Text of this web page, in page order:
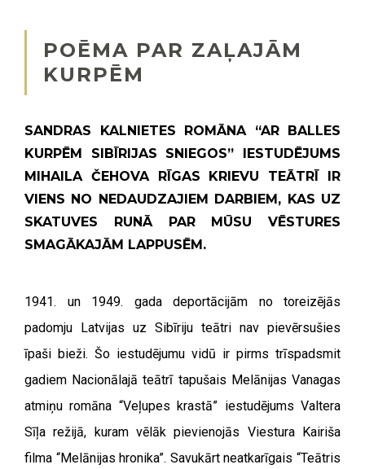
POĒMA PAR ZAĻAJĀM
KURPĒM
SANDRAS KALNIETES ROMĀNA “AR BALLES
KURPĒM SIBĪRIJAS SNIEGOS” IESTUDĒJUMS
MIHAILA ČEHOVA RĪGAS KRIEVU TEĀTRĪ IR
VIENS NO NEDAUDZAJIEM DARBIEM, KAS UZ
SKATUVES RUNĀ PAR MŪSU VĒSTURES
SMAGĀKAJĀM LAPPUSĒM.
1941. un 1949. gada deportācijām no toreizējās
padomju Latvijas uz Sibīriju teātri nav pievērsušies
īpaši bieži. Šo iestudējumu vidū ir pirms trīspadsmit
gadiem Nacionālajā teātrī tapušais Melānijas Vanagas
atmiņu romāna “Veļupes krastā” iestudējums Valtera
Sīļa režijā, kuram vēlāk pievienojās Viestura Kairiša
filma “Melānijas hronika”. Savukārt neatkarīgais “Teātris